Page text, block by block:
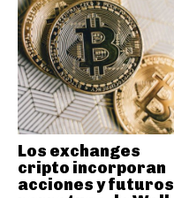
Los exchanges
cripto incorporan
acciones y futuros